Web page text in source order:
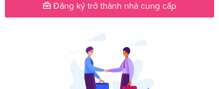
Đăng ký trở thành nhà cung cấp